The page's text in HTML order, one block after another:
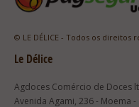
© LE DÉLICE - Todos os direitos
Le Délice
Agdoces Comércio de Doces
Avenida Agami, 236 - Moema -